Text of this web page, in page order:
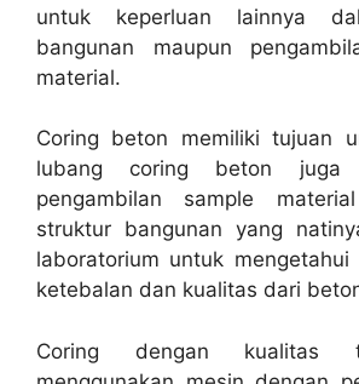
untuk keperluan lainnya
bangunan maupun
material.
Coring beton memiliki tujuan
lubang coring beton juga
pengambilan sample
struktur bangunan yang
laboratorium untuk mengetahui
ketebalan dan kualitas dari
Coring dengan kualitas